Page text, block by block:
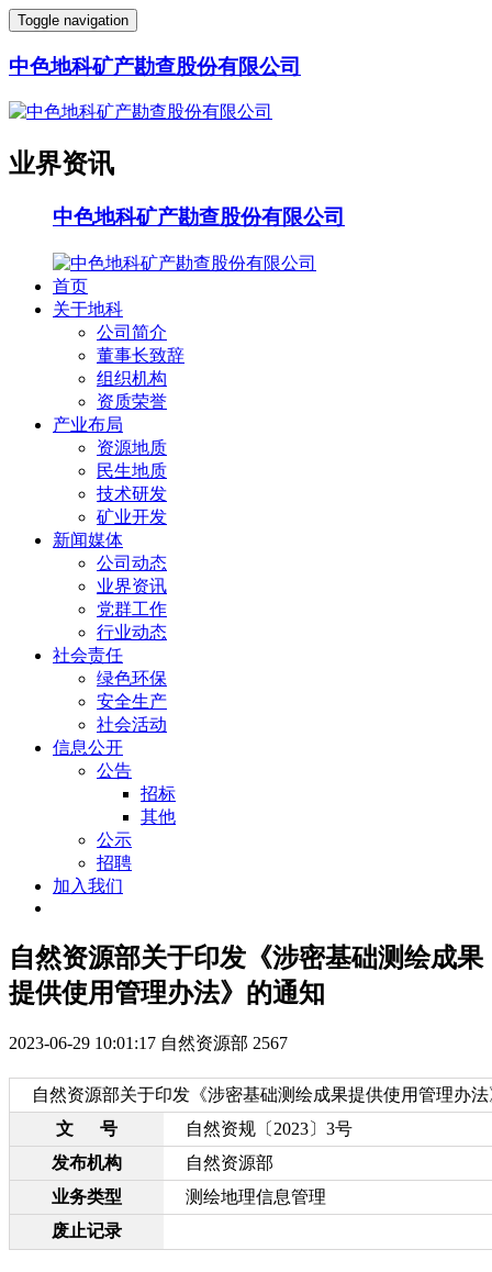
Toggle navigation
中色地科矿产勘查股份有限公司
业界资讯
中色地科矿产勘查股份有限公司
首页
关于地科
公司简介
董事长致辞
组织机构
资质荣誉
产业布局
资源地质
民生地质
技术研发
矿业开发
新闻媒体
公司动态
业界资讯
党群工作
行业动态
社会责任
绿色环保
安全生产
社会活动
信息公开
公告
招标
其他
公示
招聘
加入我们
自然资源部关于印发《涉密基础测绘成果
提供使用管理办法》的通知
2023-06-29 10:01:17 自然资源部 2567
自然资源部关于印发《涉密基础测绘成果提供使用管理办
文
号
发布机构
业务类型
废止记录
自然资规〔2023〕3号
自然资源部
测绘地理信息管理